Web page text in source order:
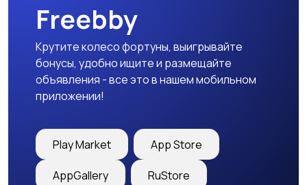
Образование и наука
закупки
Freebby
Крутите колесо фортуны, выигрывайте
бонусы, удобно ищите и размещайте
объявления - все это в нашем мобильном
приложении!
Play Market App Store
AppGallery RuStore